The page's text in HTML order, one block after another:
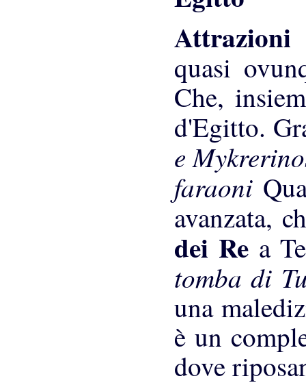
quasi
Che,
d'Egitto.
e
faraoni
avanzata,
dei Re a
tomba di
una
è un
dove